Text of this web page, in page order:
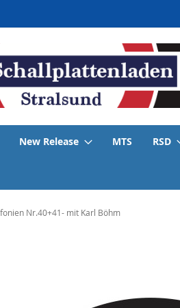
New Release MTS RSD
Nr.40+41- mit Karl Böhm